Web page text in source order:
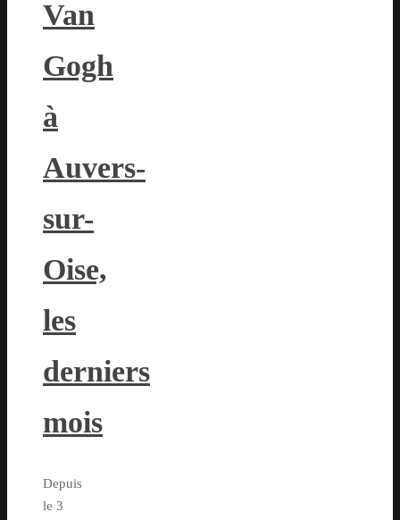
Van
Gogh
à
Auvers-
sur-
Oise,
les
derniers
mois
Depuis
le 3